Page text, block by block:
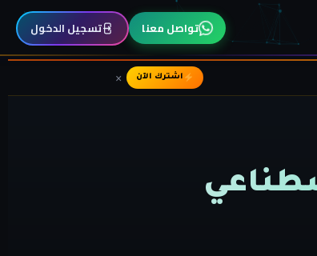
تواصل معنا تسجيل الدخول
اشترك الآن ×